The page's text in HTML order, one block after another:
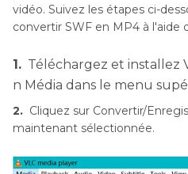
vidéo. Suivez les étapes ci-
convertir SWF en MP4 à l'aide
1. Téléchargez et installez
n Média dans le menu
2. Cliquez sur Convertir/
maintenant sélectionnée.